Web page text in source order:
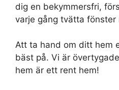
dig en bekymmersfri,
varje gång tvätta fönster
Att ta hand om ditt hem
bäst på. Vi är
hem är ett rent hem!